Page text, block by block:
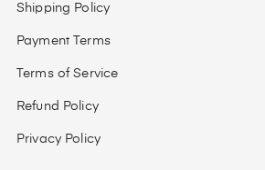
Shipping Policy
Payment Terms
Terms of Service
Refund Policy
Privacy Policy